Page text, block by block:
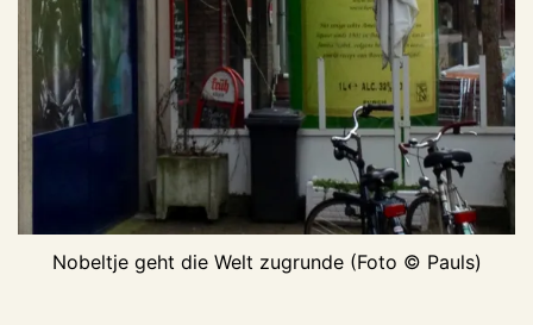
Nobeltje geht die Welt zugrunde (Foto © Pauls)